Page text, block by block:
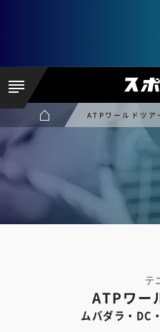
ATPワールドツ
テ
ATPワー
ムバダラ・DC